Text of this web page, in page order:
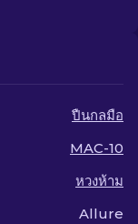
ปืนกลมือ
MAC-10
หวงห้าม
Allure